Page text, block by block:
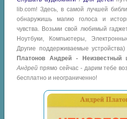
lib.com! Здесь, в самой лучшей
обнаружишь магию голоса и
чувства. Возьми свой любимый
Ноутбуки, Компьютеры,
Другие поддерживаемые
Платонов Андрей - Неизвестный
Андрей прямо сейчас - дарим тебе
бесплатно и неограниченно!